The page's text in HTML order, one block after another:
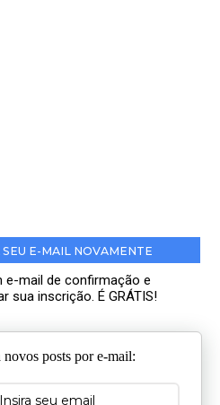
SEU E-MAIL NOVAMENTE
e-mail de confirmação e
sua inscrição. É GRÁTIS!
novos posts por e-mail: